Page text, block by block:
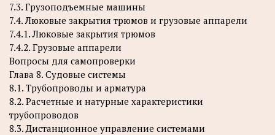
7.3. Грузоподъемные машины
7.4. Люковые закрытия трюмов и грузовые аппарели
7.4.1. Люковые закрытия трюмов
7.4.2. Грузовые аппарели
Вопросы для самопроверки
Глава 8. Судовые системы
8.1. Трубопроводы и арматура
8.2. Расчетные и натурные характеристики
трубопроводов
8.3. Дистанционное управление системами